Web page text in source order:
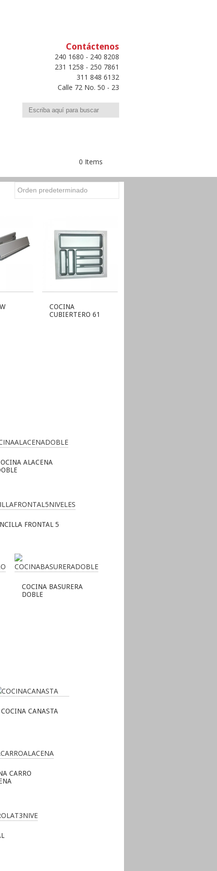
Contáctenos
240 1680 - 240 8208
231 1258 - 250 7861
311 848 6132
Calle 72 No. 50 - 23
Buscar
0 Items
COCINA
CUBIERTERO 61
ALACENA
FRONTAL 5
COCINA BASURERA
DOBLE
COCINA CANASTA
CARRO